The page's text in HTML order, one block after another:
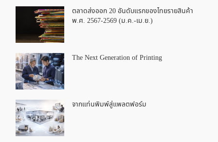
ตลาดส่งออก 20 อันดับแรกของไทยรายสินค้า
พ.ศ. 2567-2569 (ม.ค.-เม.ย.)
The Next Generation of Printing
จากแท่นพิมพ์สู่แพลตฟอร์ม